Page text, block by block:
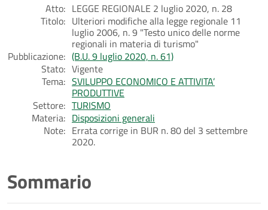
Atto: LEGGE REGIONALE 2 luglio 2020, n. 28
Titolo: Ulteriori modifiche alla legge regionale 11
luglio 2006, n. 9 "Testo unico delle norme
regionali in materia di turismo"
Pubblicazione: (B.U. 9 luglio 2020, n. 61)
Stato: Vigente
Tema: SVILUPPO ECONOMICO E ATTIVITA’
PRODUTTIVE
Settore: TURISMO
Materia: Disposizioni generali
Note: Errata corrige in BUR n. 80 del 3 settembre
2020.
Sommario